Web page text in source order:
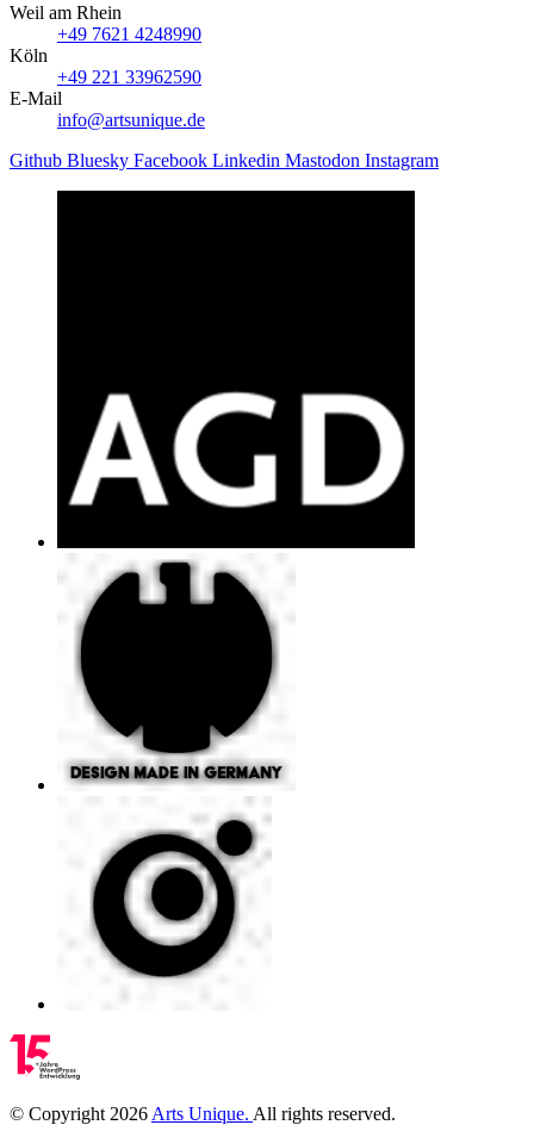
Weil am Rhein
+49 7621 4248990
Köln
+49 221 33962590
E-Mail
info@artsunique.de
Github Bluesky Facebook Linkedin Mastodon Instagram
© Copyright 2026 Arts Unique. All rights reserved.